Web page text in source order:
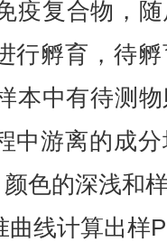
疫复合物，
行孵育，待
本中有待测
中游离的成
色的深浅和
线计算出样